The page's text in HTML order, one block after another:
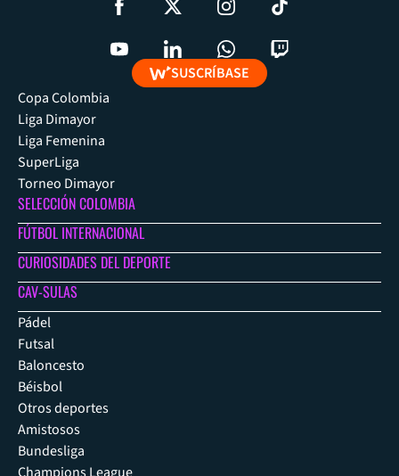
SUSCRÍBASE
Copa Colombia
Liga Dimayor
Liga Femenina
SuperLiga
Torneo Dimayor
SELECCIÓN COLOMBIA
FÚTBOL INTERNACIONAL
CURIOSIDADES DEL DEPORTE
CAV-SULAS
Pádel
Futsal
Baloncesto
Béisbol
Otros deportes
Amistosos
Bundesliga
Champions League